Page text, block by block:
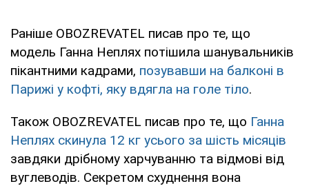
Раніше OBOZREVATEL писав про те, що
модель Ганна Неплях потішила шанувальників
пікантними кадрами, позувавши на балконі в
Парижі у кофті, яку вдягла на голе тіло.
Також OBOZREVATEL писав про те, що Ганна
Неплях скинула 12 кг усього за шість місяців
завдяки дрібному харчуванню та відмові від
вуглеводів. Секретом схуднення вона